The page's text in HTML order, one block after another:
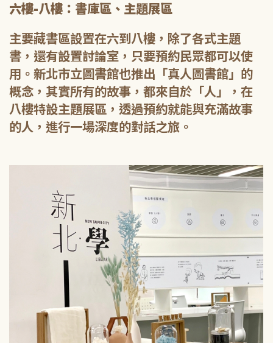
六樓-八樓：書庫區、主題展區
主要藏書區設置在六到八樓，除了各式主題
書，還有設置討論室，只要預約民眾都可以使
用。新北市立圖書館也推出「真人圖書館」的
概念，其實所有的故事，都來自於「人」，在
八樓特設主題展區，透過預約就能與充滿故事
的人，進行一場深度的對話之旅。